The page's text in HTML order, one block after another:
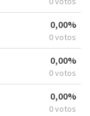
0,00%
0 votos
0,00%
0 votos
0,00%
0 votos